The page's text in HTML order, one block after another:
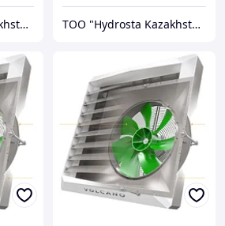
TOO "Hydrosta Kazakhstan" TOO "Hydrosta Kazakhstan"